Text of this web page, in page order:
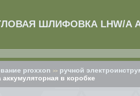
ШЛИФОВКА LHW/A
proxxon >> ручной
в коробке